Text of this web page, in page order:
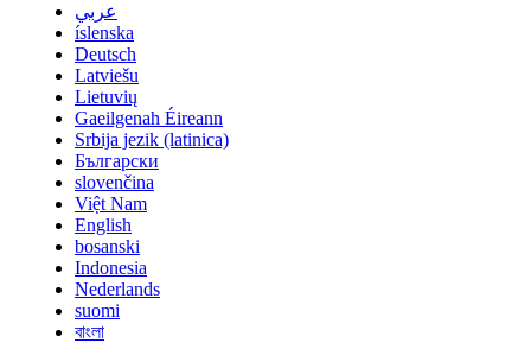
عربي
íslenska
Deutsch
Latviešu
Lietuvių
Gaeilgenah Éireann
Srbija jezik (latinica)
Български
slovenčina
Việt Nam
English
bosanski
Indonesia
Nederlands
suomi
বাংলা